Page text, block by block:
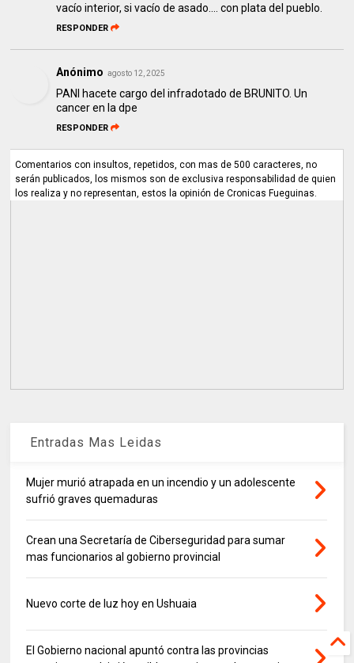
vacío interior, si vacío de asado.... con plata del pueblo.
RESPONDER
Anónimo agosto 12, 2025
PANI hacete cargo del infradotado de BRUNITO. Un
cancer en la dpe
RESPONDER
Comentarios con insultos, repetidos, con mas de 500 caracteres, no
serán publicados, los mismos son de exclusiva responsabilidad de quien
los realiza y no representan, estos la opinión de Cronicas Fueguinas.
Entradas Mas Leidas
Mujer murió atrapada en un incendio y un adolescente
sufrió graves quemaduras
Crean una Secretaría de Ciberseguridad para sumar
mas funcionarios al gobierno provincial
Nuevo corte de luz hoy en Ushuaia
El Gobierno nacional apuntó contra las provincias